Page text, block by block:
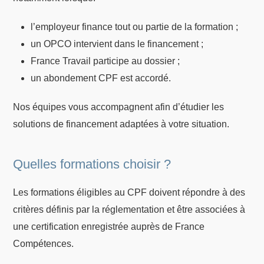
l’employeur finance tout ou partie de la formation ;
un OPCO intervient dans le financement ;
France Travail participe au dossier ;
un abondement CPF est accordé.
Nos équipes vous accompagnent afin d’étudier les
solutions de financement adaptées à votre situation.
Quelles formations choisir ?
Les formations éligibles au CPF doivent répondre à des
critères définis par la réglementation et être associées à
une certification enregistrée auprès de France
Compétences.